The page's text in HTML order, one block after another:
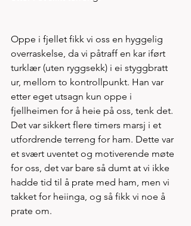
Oppe i fjellet fikk vi oss en hyggelig
overraskelse, da vi påtraff en kar iført
turklær (uten ryggsekk) i ei styggbratt
ur, mellom to kontrollpunkt. Han var
etter eget utsagn kun oppe i
fjellheimen for å heie på oss, tenk det.
Det var sikkert flere timers marsj i et
utfordrende terreng for ham. Dette var
et svært uventet og motiverende møte
for oss, det var bare så dumt at vi ikke
hadde tid til å prate med ham, men vi
takket for heiinga, og så fikk vi noe å
prate om.